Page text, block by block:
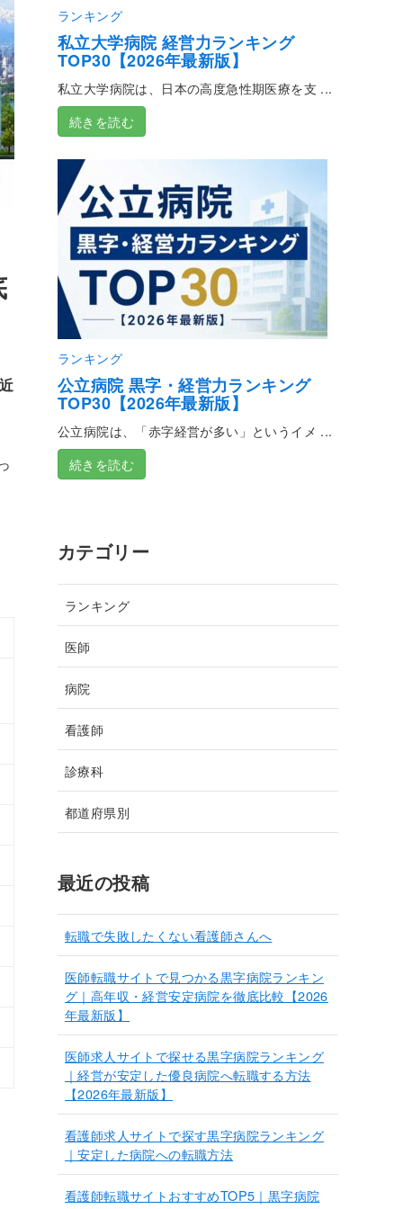
ランキング
私立大学病院 経営力ランキング
TOP30【2026年最新版】
私立大学病院は、日本の高度急性期医療を支 ...
続きを読む
ランキング
公立病院 黒字・経営力ランキング
TOP30【2026年最新版】
公立病院は、「赤字経営が多い」というイメ ...
続きを読む
カテゴリー
ランキング
医師
病院
看護師
診療科
都道府県別
最近の投稿
転職で失敗したくない看護師さんへ
医師転職サイトで見つかる黒字病院ランキン
グ｜高年収・経営安定病院を徹底比較【2026
年最新版】
医師求人サイトで探せる黒字病院ランキング
｜経営が安定した優良病院へ転職する方法
【2026年最新版】
看護師求人サイトで探す黒字病院ランキング
｜安定した病院への転職方法
看護師転職サイトおすすめTOP5｜黒字病院